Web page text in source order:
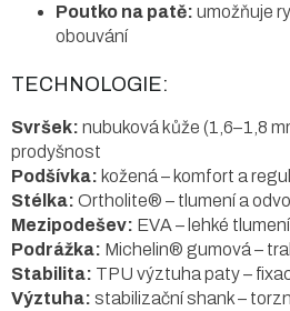
Poutko na patě: umožňuje
obouvání
TECHNOLOGIE:
Svršek: nubuková kůže (1,6–1,8
prodyšnost
Podšívka: kožená – komfort a
Stélka: Ortholite® – tlumení a
Mezipodešev: EVA – lehké
Podrážka: Michelin® gumová –
Stabilita: TPU výztuha paty –
Výztuha: stabilizační shank –